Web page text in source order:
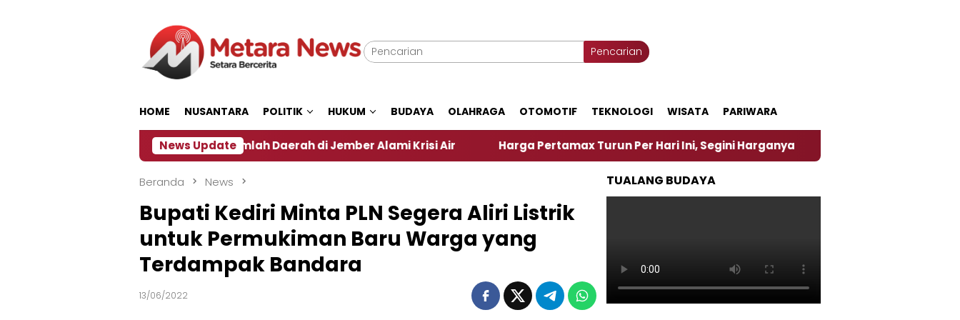
Pencarian
HOME NUSANTARA POLITIK HUKUM BUDAYA OLAHRAGA OTOMOTIF TEKNOLOGI WISATA PARIWARA
News Update
Dampak El Nino, Sejumlah Daerah di Jember Alami Krisi Air Harga Pertamax Turun Per Hari Ini, Segini Harganya ‎Nasirun Maestro Lukis Pemadu Tradisi
Beranda News
Bupati Kediri Minta PLN Segera Aliri Listrik
untuk Permukiman Baru Warga yang
Terdampak Bandara
13/06/2022
TUALANG BUDAYA